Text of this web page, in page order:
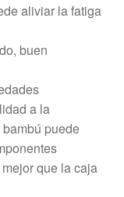
aliviar la fatiga
buen
a la
puede
que la caja